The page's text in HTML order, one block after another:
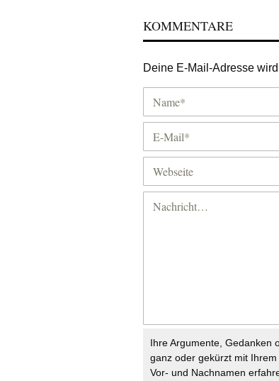
KOMMENTARE
Deine E-Mail-Adresse
Ihre Argumente, Gedanken
ganz oder gekürzt mit
Vor- und Nachnamen